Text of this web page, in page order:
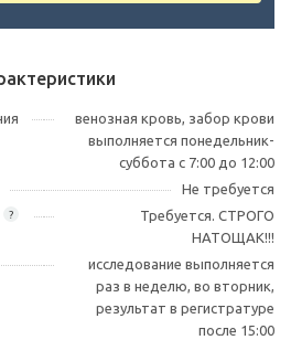
венозная кровь, забор крови
выполняется понедельник-
суббота с 7:00 до 12:00
Не требуется
?
Требуется. СТРОГО
НАТОЩАК!!!
исследование выполняется
раз в неделю, во вторник,
результат в регистратуре
после 15:00